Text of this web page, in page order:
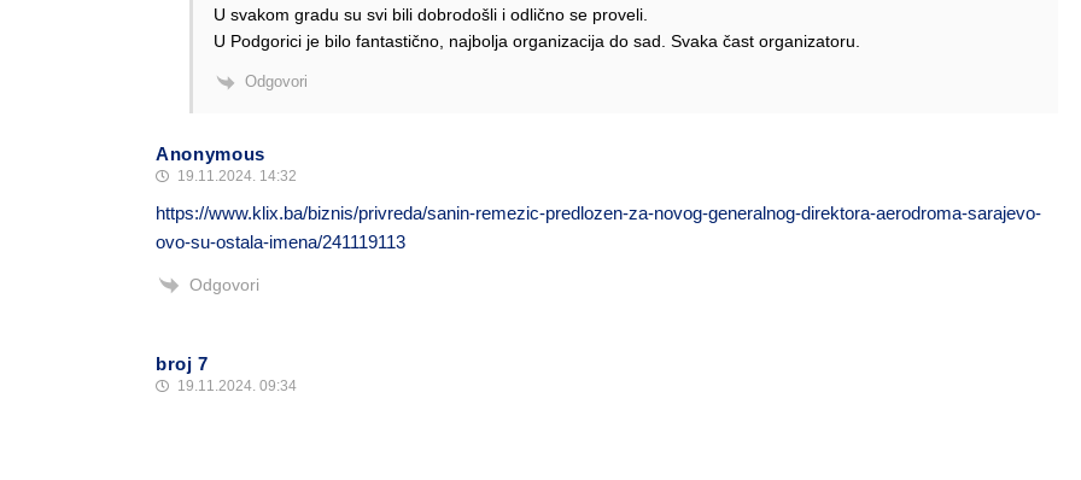
U svakom gradu su svi bili dobrodošli i odlično se proveli.
U Podgorici je bilo fantastično, najbolja organizacija do sad. Svaka čast organizatoru.
Odgovori
Anonymous
19.11.2024. 14:32
https://www.klix.ba/biznis/privreda/sanin-remezic-predlozen-za-novog-generalnog-direktora-aerodroma-sarajevo-
ovo-su-ostala-imena/241119113
Odgovori
broj 7
19.11.2024. 09:34